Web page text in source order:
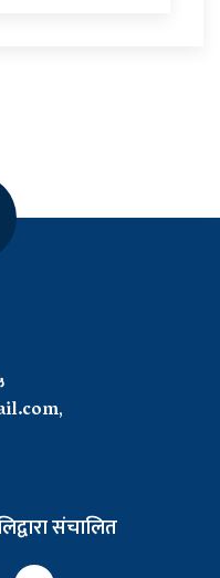
,
संचालित